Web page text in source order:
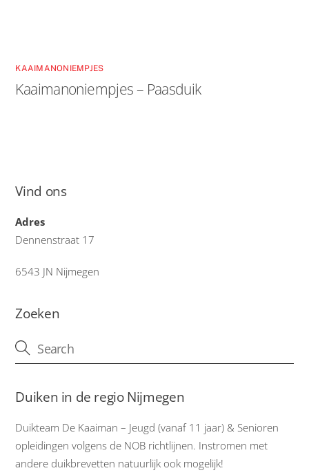
KAAIMANONIEMPJES
Kaaimanoniempjes – Paasduik
Vind ons
Adres
Dennenstraat 17
6543 JN Nijmegen
Zoeken
Duiken in de regio Nijmegen
Duikteam De Kaaiman – Jeugd (vanaf 11 jaar) & Senioren
opleidingen volgens de NOB richtlijnen. Instromen met
andere duikbrevetten natuurlijk ook mogelijk!